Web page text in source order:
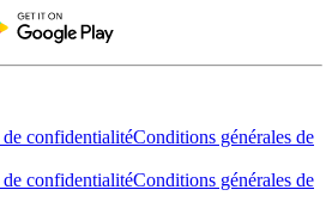
confidentialitéConditions générales de
confidentialitéConditions générales de